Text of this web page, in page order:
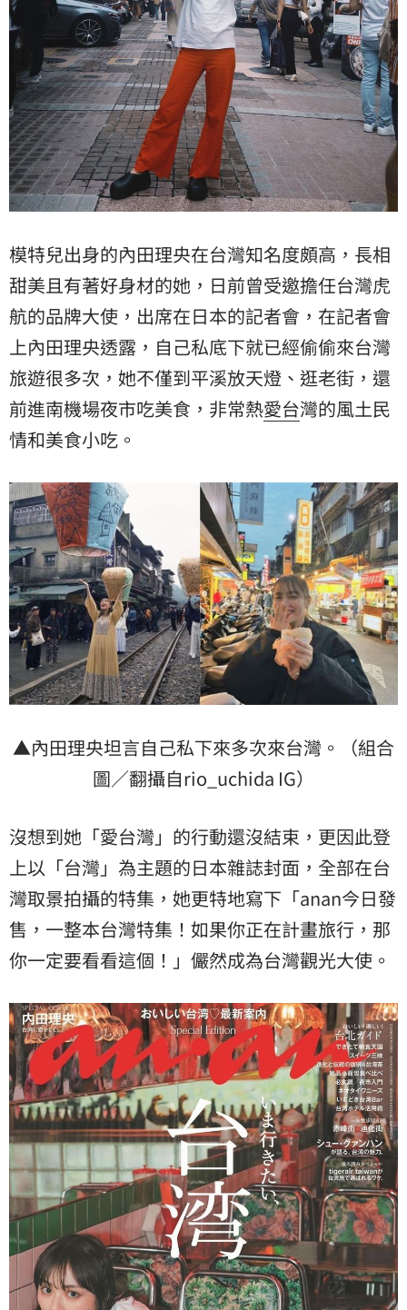
模特兒出身的內田理央在台灣知名度頗高，長相
甜美且有著好身材的她，日前曾受邀擔任台灣虎
航的品牌大使，出席在日本的記者會，在記者會
上內田理央透露，自己私底下就已經偷偷來台灣
旅遊很多次，她不僅到平溪放天燈、逛老街，還
前進南機場夜市吃美食，非常熱愛台灣的風土民
情和美食小吃。
▲內田理央坦言自己私下來多次來台灣。（組合
圖／翻攝自rio_uchida IG）
沒想到她「愛台灣」的行動還沒結束，更因此登
上以「台灣」為主題的日本雜誌封面，全部在台
灣取景拍攝的特集，她更特地寫下「anan今日發
售，一整本台灣特集！如果你正在計畫旅行，那
你一定要看看這個！」儼然成為台灣觀光大使。